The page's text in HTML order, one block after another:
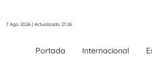
7 Ago 2026 | Actualizado 21:26
Portada Internacional